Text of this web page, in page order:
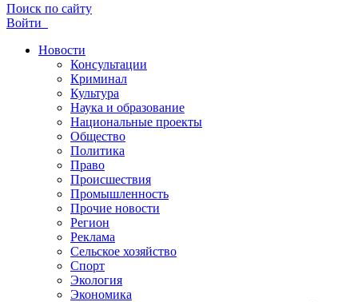
Поиск по сайту
Войти
Новости
Консультации
Криминал
Культура
Наука и образование
Национальные проекты
Общество
Политика
Право
Происшествия
Промышленность
Прочие новости
Регион
Реклама
Сельское хозяйство
Спорт
Экология
Экономика